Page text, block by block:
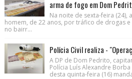
arma de fogo em Dom
Na noite de sexta-feira (24),
homem, de 22 anos, por tráfico de drogas
no bairr...
Polícia Civil realiza -
A DP de Dom Pedrito,
Polícia Luís Alexandre
desta quinta-feira (16)